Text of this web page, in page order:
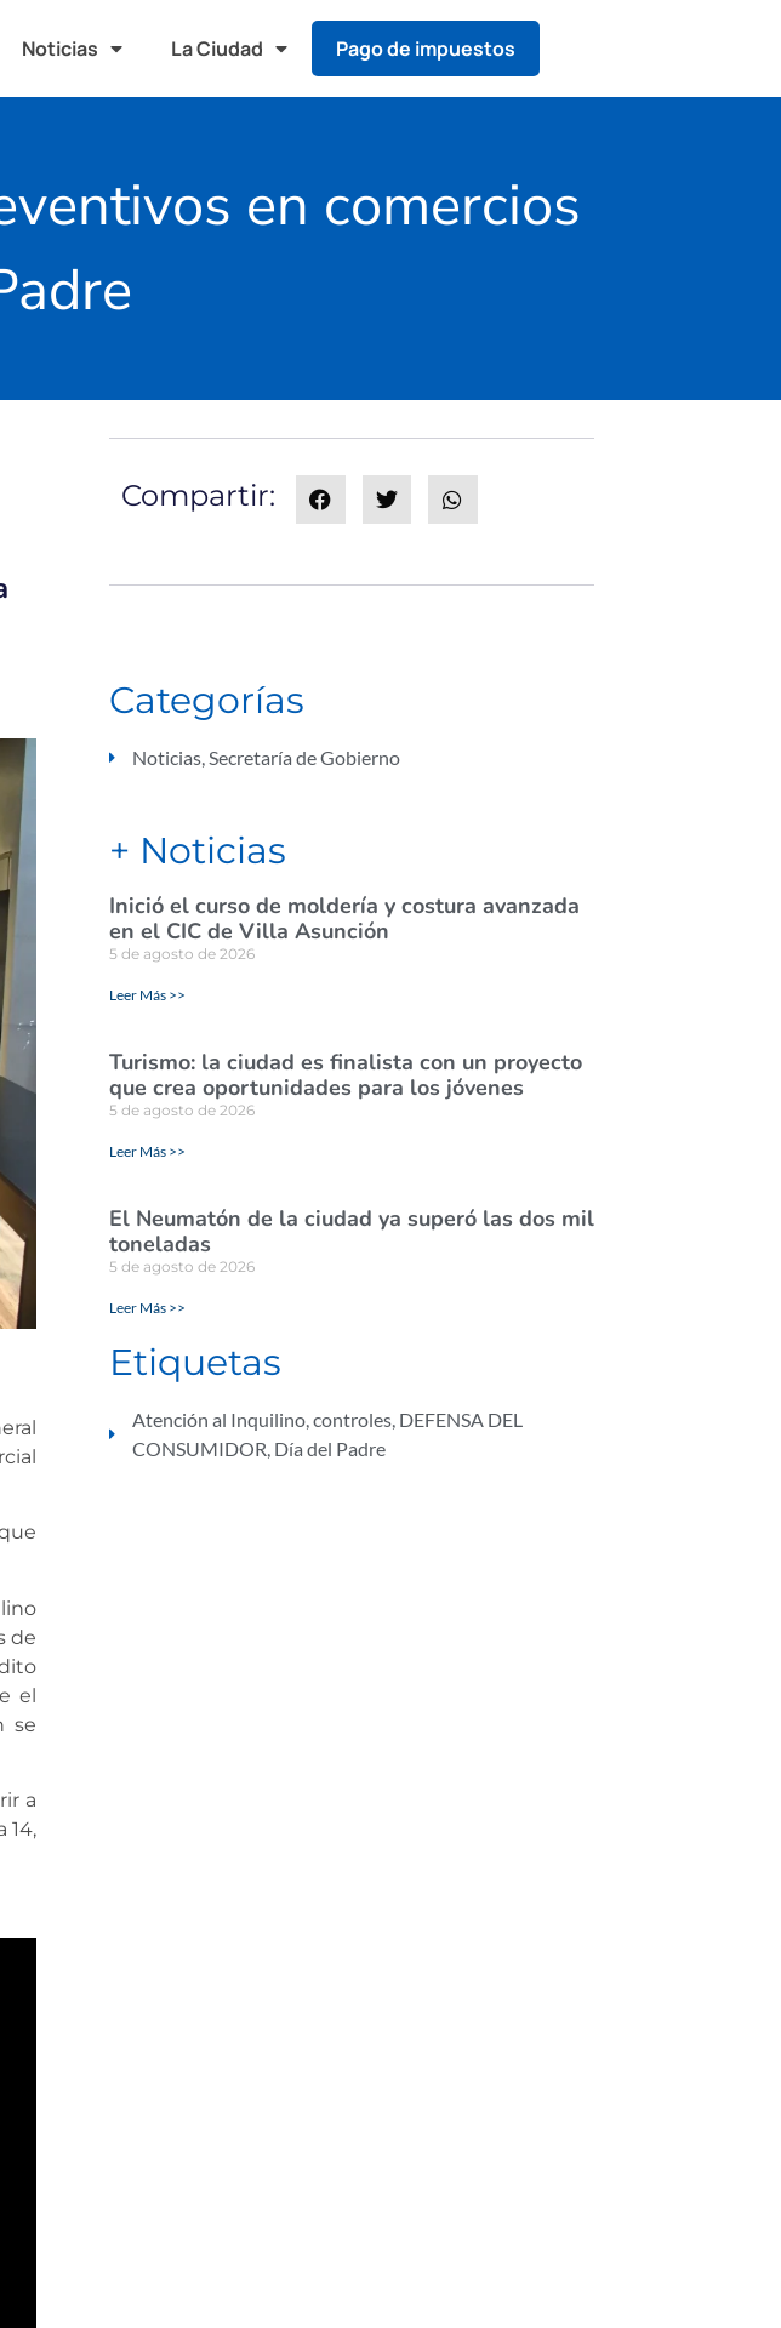
Noticias La Ciudad Pago de impuestos
en comercios
de
el
se
a
14,
Compartir:
Categorías
Noticias,Secretaría de Gobierno
+ Noticias
Inició el curso de moldería y costura avanzada
en el CIC de Villa Asunción
5 de agosto de 2026
Leer Más >>
Turismo: la ciudad es finalista con un proyecto
que crea oportunidades para los jóvenes
5 de agosto de 2026
Leer Más >>
El Neumatón de la ciudad ya superó las dos mil
toneladas
5 de agosto de 2026
Leer Más >>
Etiquetas
Atención al Inquilino,controles, DEFENSA DEL
CONSUMIDOR, Día del Padre